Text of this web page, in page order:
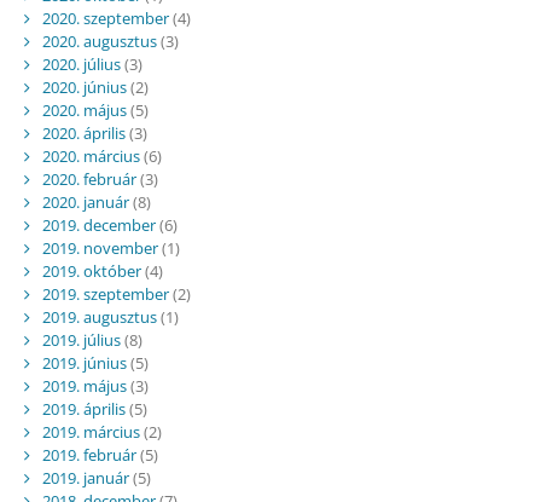
2020. szeptember(4)
2020. augusztus(3)
2020. július(3)
2020. június(2)
2020. május(5)
2020. április(3)
2020. március(6)
2020. február(3)
2020. január(8)
2019. december(6)
2019. november(1)
2019. október(4)
2019. szeptember(2)
2019. augusztus(1)
2019. július(8)
2019. június(5)
2019. május(3)
2019. április(5)
2019. március(2)
2019. február(5)
2019. január(5)